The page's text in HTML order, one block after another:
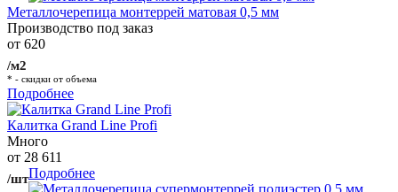
Металлочерепица монтеррей матовая 0,5 мм
Производство под заказ
от 620
/м2
* - скидки от объема
Подробнее
Калитка Grand Line Profi
Много
от 28 611
/штПодробнее